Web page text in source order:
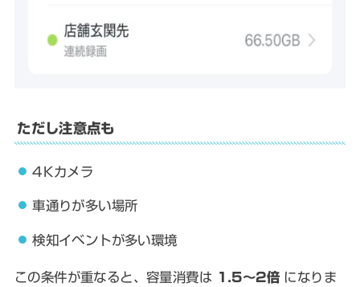
ただし注意点も
4Kカメラ
車通りが多い場所
検知イベントが多い環境
この条件が重なると、容量消費は 1.5〜2倍になりま